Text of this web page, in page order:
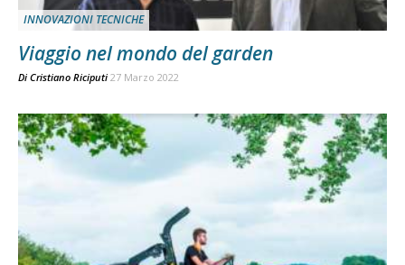
INNOVAZIONI TECNICHE
Viaggio nel mondo del garden
Di Cristiano Riciputi 27 Marzo 2022